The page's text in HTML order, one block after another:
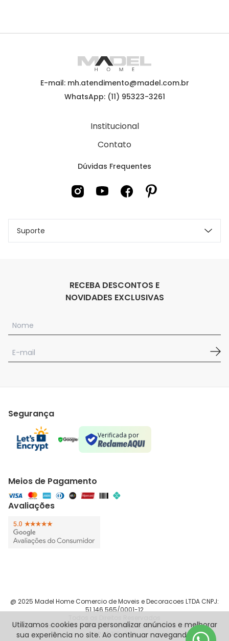
E-mail: mh.atendimento@madel.com.br
WhatsApp: (11) 95323-3261
Institucional
Contato
Dúvidas Frequentes
Suporte
RECEBA DESCONTOS E
NOVIDADES EXCLUSIVAS
Segurança
Verificada por
Meios de Pagamento
Avaliações
@ 2025 Madel Home Comercio de Moveis e Decoracoes LTDA CNPJ:
51.146.565/0001-12
Rua Silva Jardim, 187 - Sala 83 Centro São Bernardo do Campo -
SP 09715-090
Utilizamos cookies para personalizar anúncios e melhorar
sua experiência no site. Ao continuar navegando, você